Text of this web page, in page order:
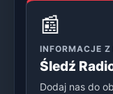
📰
INFORMACJE Z
Śledź
Dodaj nas do